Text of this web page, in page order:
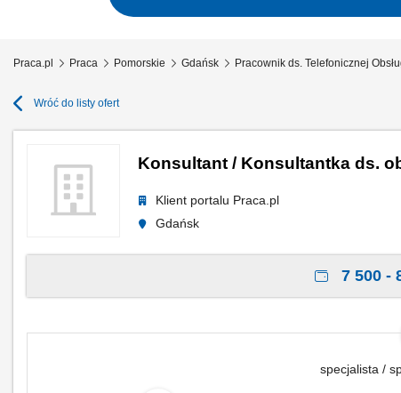
Praca.pl Praca Pomorskie Gdańsk Pracownik ds. Telefonicznej
Wróć do listy ofert
Konsultant / Konsultantka ds.
Klient portalu Praca.pl
Gdańsk
7 500 -
specjalista /